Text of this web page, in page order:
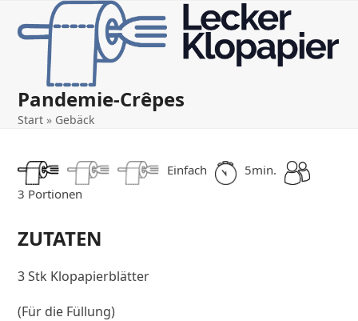
Open
mobile
menu
Close
mobile
menu
Pandemie-Crêpes
Start » Gebäck
Einfach
5min.
3 Portionen
ZUTATEN
3 Stk Klopapierblätter
(Für die Füllung)